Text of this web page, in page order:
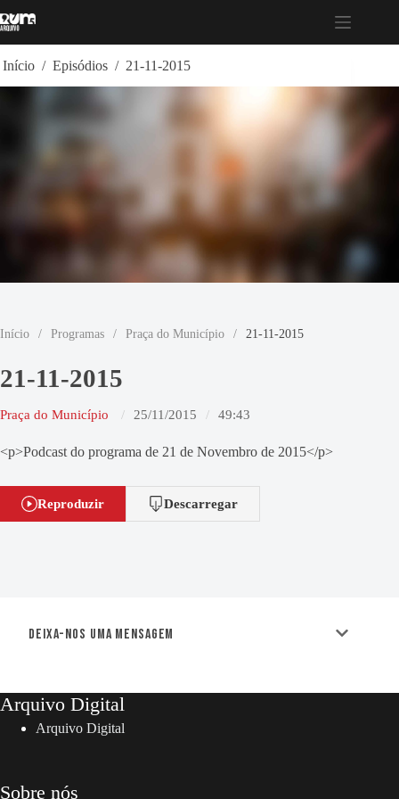
para
Início / Episódios / 21-11-2015
Início / Programas / Praça do Município / 21-11-2015
21-11-2015
Praça do Município 25/11/2015 49:43
<p>Podcast do programa de 21 de Novembro de 2015</p>
Reproduzir Descarregar
Deixa-nos uma mensagem
Arquivo Digital
Arquivo Digital
Sobre nós